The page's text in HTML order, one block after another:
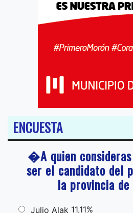
ENCUESTA
�A quien
ser el candidato del
la provincia de
Julio Alak 11,11%